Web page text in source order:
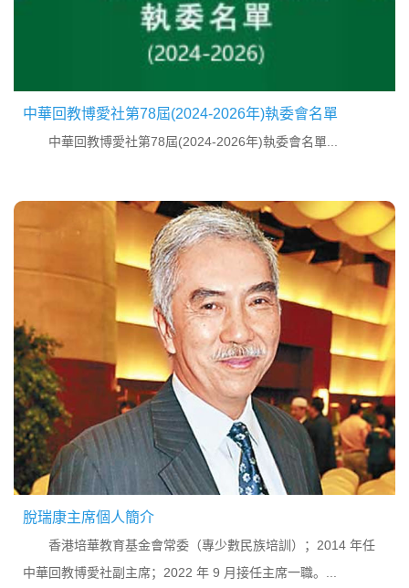
中華回教博愛社第78屆(2024-2026年)執委會名單
中華回教博愛社第78屆(2024-2026年)執委會名單...
脫瑞康主席個人簡介
香港培華教育基金會常委（專少數民族培訓）；2014 年任
中華回教博愛社副主席；2022 年 9 月接任主席一職。...